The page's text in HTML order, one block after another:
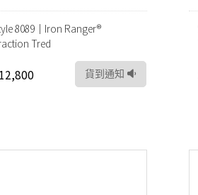
8089｜Iron Ranger®
Tred
貨到通知